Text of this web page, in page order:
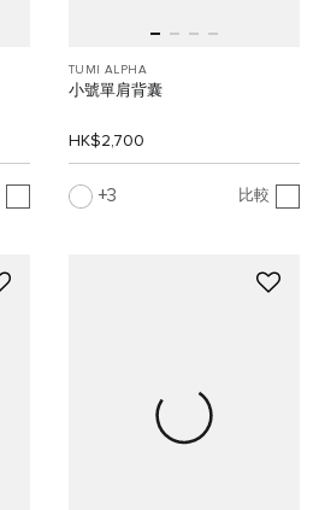
TUMI ALPHA
小號單肩背囊
HK$2,700
3 比較